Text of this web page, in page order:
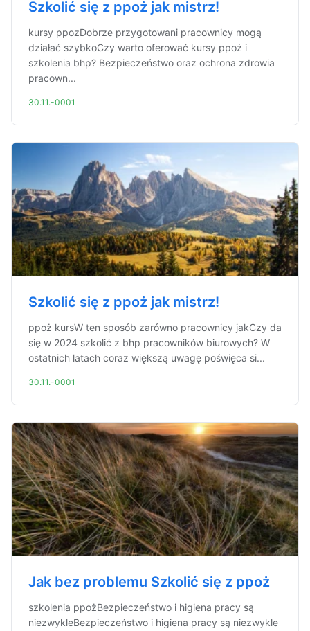
Szkolić się z ppoż jak mistrz!
kursy ppozDobrze przygotowani pracownicy mogą
działać szybkoCzy warto oferować kursy ppoż i
szkolenia bhp? Bezpieczeństwo oraz ochrona zdrowia
pracown...
30.11.-0001
Szkolić się z ppoż jak mistrz!
ppoż kursW ten sposób zarówno pracownicy jakCzy da
się w 2024 szkolić z bhp pracowników biurowych? W
ostatnich latach coraz większą uwagę poświęca si...
30.11.-0001
Jak bez problemu Szkolić się z ppoż
szkolenia ppożBezpieczeństwo i higiena pracy są
niezwykleBezpieczeństwo i higiena pracy są niezwykle